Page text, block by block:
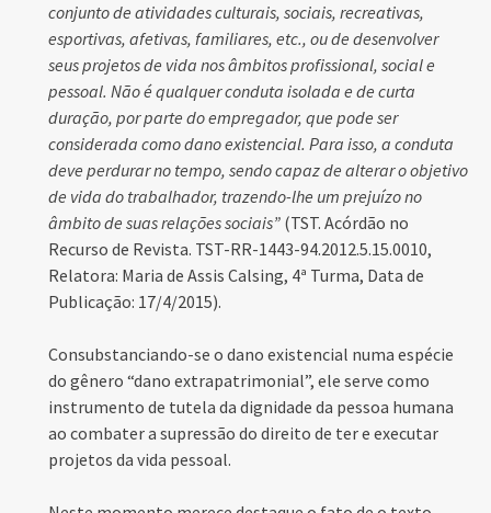
conjunto de atividades culturais, sociais, recreativas,
esportivas, afetivas, familiares, etc., ou de desenvolver
seus projetos de vida nos âmbitos profissional, social e
pessoal. Não é qualquer conduta isolada e de curta
duração, por parte do empregador, que pode ser
considerada como dano existencial. Para isso, a conduta
deve perdurar no tempo, sendo capaz de alterar o objetivo
de vida do trabalhador, trazendo-lhe um prejuízo no
âmbito de suas relações sociais” (TST. Acórdão no
Recurso de Revista. TST-RR-1443-94.2012.5.15.0010,
Relatora: Maria de Assis Calsing, 4ª Turma, Data de
Publicação: 17/4/2015).
Consubstanciando-se o dano existencial numa espécie
do gênero “dano extrapatrimonial”, ele serve como
instrumento de tutela da dignidade da pessoa humana
ao combater a supressão do direito de ter e executar
projetos da vida pessoal.